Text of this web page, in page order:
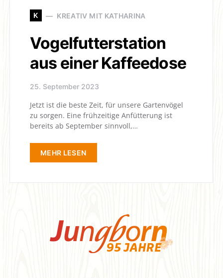
K KREATIV MIT KATHARINA
Vogelfutterstation
aus einer Kaffeedose
25. September 2023
Jetzt ist die beste Zeit, für unsere Gartenvögel
zu sorgen. Eine frühzeitige Anfütterung ist
bereits ab September sinnvoll,…
MEHR LESEN